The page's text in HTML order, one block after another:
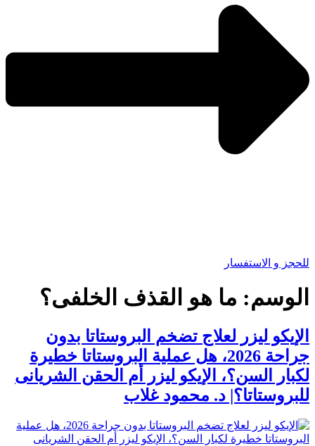
للحجز و الاستفسار
الوسم: ما هو القذف الخلفى؟
الإيكو ليزر لعلاج تضخم البروستاتا بدون
جراحة 2026، هل عملية البروستاتا خطيرة
لكبار السن؟، الإيكو ليزر أم الحقن الشريانى
للبروستاتا؟| د. محمود غلاب